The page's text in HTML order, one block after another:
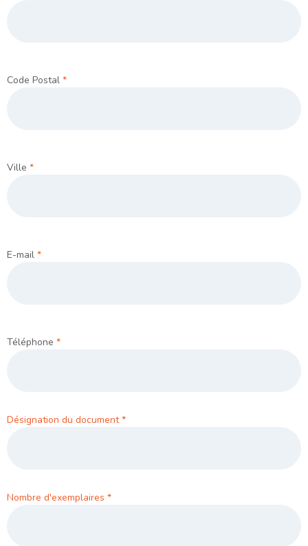
Code Postal *
Ville *
E-mail *
Téléphone *
Désignation du document*
Nombre d'exemplaires *